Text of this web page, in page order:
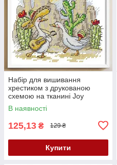
Набір для вишивання
хрестиком з друкованою
схемою на тканині Joy
Sunday Ритми Мексики
DA868
В наявності
125,13 ₴ 129 ₴
Купити